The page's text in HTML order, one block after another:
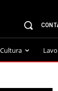
Cultura